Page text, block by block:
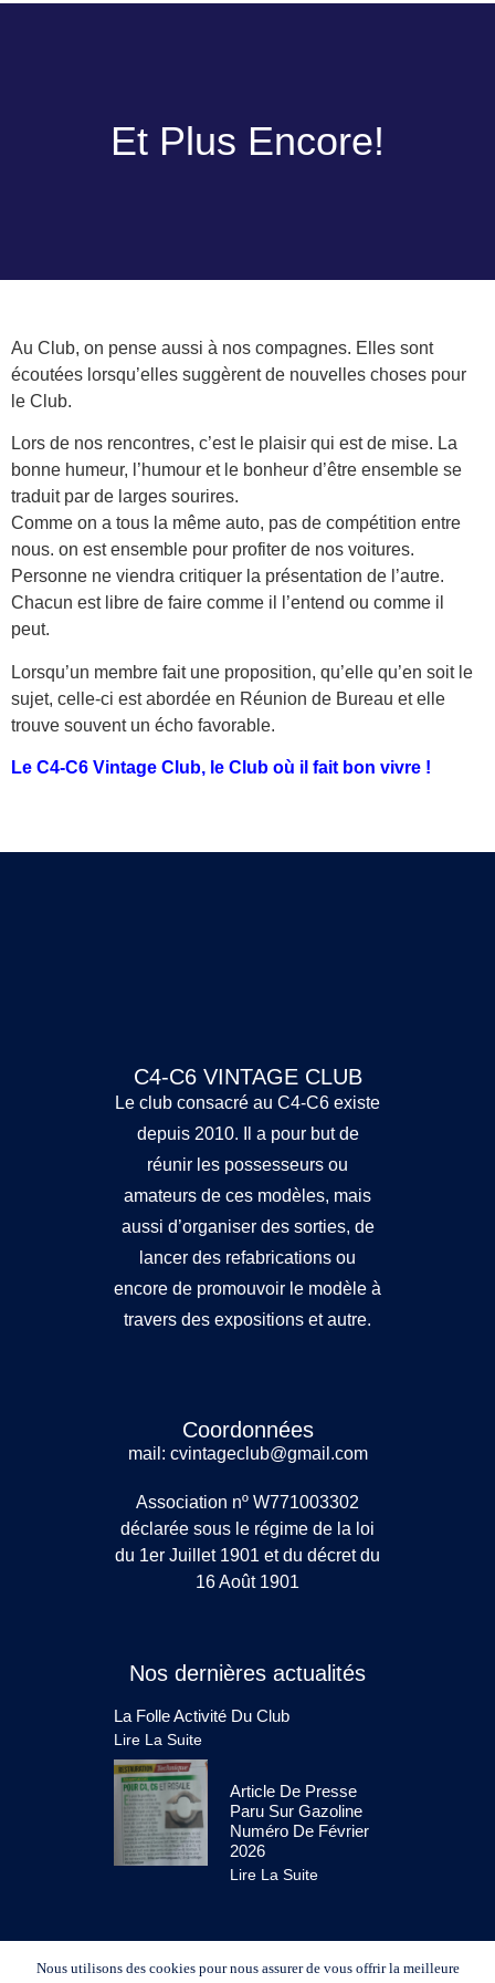
Et Plus Encore!
Au Club, on pense aussi à nos compagnes. Elles sont
écoutées lorsqu’elles suggèrent de nouvelles choses pour
le Club.
Lors de nos rencontres, c’est le plaisir qui est de mise. La
bonne humeur, l’humour et le bonheur d’être ensemble se
traduit par de larges sourires.
Comme on a tous la même auto, pas de compétition entre
nous. on est ensemble pour profiter de nos voitures.
Personne ne viendra critiquer la présentation de l’autre.
Chacun est libre de faire comme il l’entend ou comme il
peut.
Lorsqu’un membre fait une proposition, qu’elle qu’en soit le
sujet, celle-ci est abordée en Réunion de Bureau et elle
trouve souvent un écho favorable.
Le C4-C6 Vintage Club, le Club où il fait bon vivre !
C4-C6 VINTAGE CLUB
Le club consacré au C4-C6 existe
depuis 2010. Il a pour but de
réunir les possesseurs ou
amateurs de ces modèles, mais
aussi d’organiser des sorties, de
lancer des refabrications ou
encore de promouvoir le modèle à
travers des expositions et autre.
Coordonnées
mail: cvintageclub@gmail.com
Association nº W771003302
déclarée sous le régime de la loi
du 1er Juillet 1901 et du décret du
16 Août 1901
Nos dernières actualités
La Folle Activité Du Club
Lire La Suite
Article De Presse
Paru Sur Gazoline
Numéro De Février
2026
Lire La Suite
Nous utilisons des cookies pour nous assurer de vous offrir la meilleure